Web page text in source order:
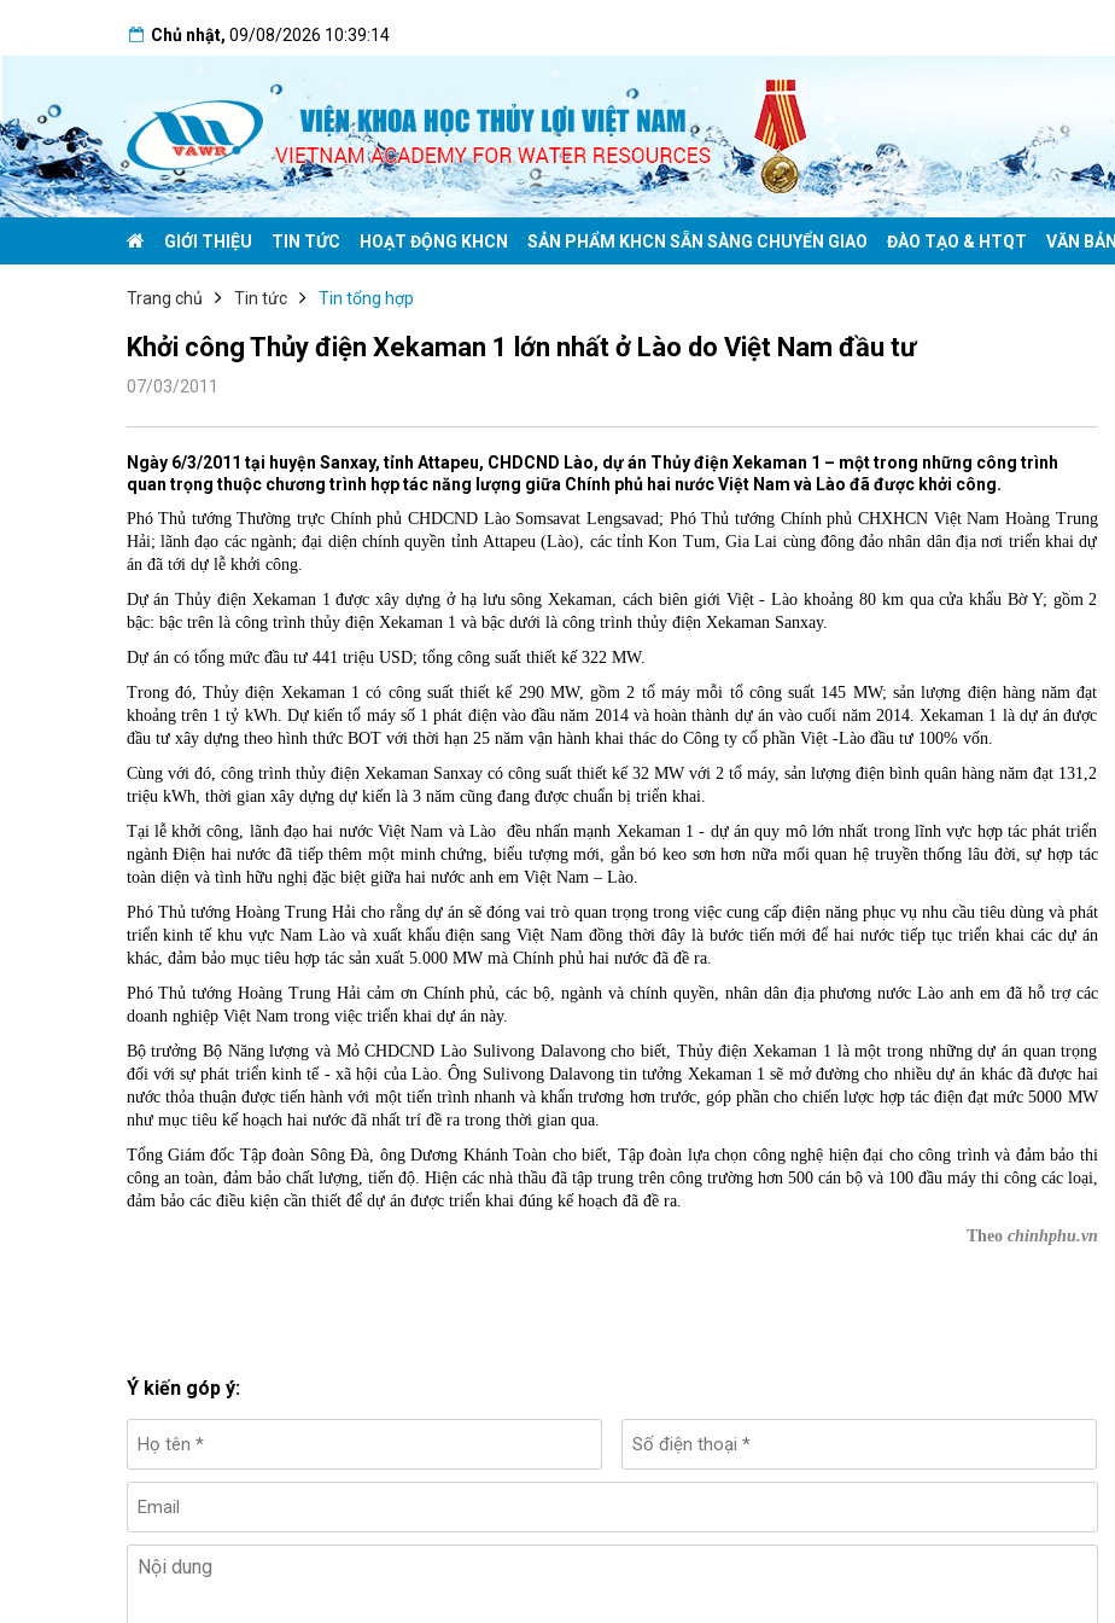
Chủ nhật, 09/08/2026 10:39:15
GIỚI THIỆU TIN TỨC HOẠT ĐỘNG KHCN SẢN PHẨM KHCN SẴN SÀNG CHUYỂN GIAO ĐÀO TẠO & HTQT VĂN BẢN
Trang chủ Tin tức Tin tổng hợp
Khởi công Thủy điện Xekaman 1 lớn nhất ở Lào do Việt Nam đầu tư
07/03/2011
Ngày 6/3/2011 tại huyện Sanxay, tỉnh Attapeu, CHDCND Lào, dự án Thủy điện Xekaman 1 – một trong những công trình
quan trọng thuộc chương trình hợp tác năng lượng giữa Chính phủ hai nước Việt Nam và Lào đã được khởi công.
Phó Thủ tướng Thường trực Chính phủ CHDCND Lào Somsavat Lengsavad; Phó Thủ tướng Chính phủ CHXHCN Việt Nam Hoàng Trung
Hải; lãnh đạo các ngành; đại diện chính quyền tỉnh Attapeu (Lào), các tỉnh Kon Tum, Gia Lai cùng đông đảo nhân dân địa nơi triển khai dự
án đã tới dự lễ khởi công.
Dự án Thủy điện Xekaman 1 được xây dựng ở hạ lưu sông Xekaman, cách biên giới Việt - Lào khoảng 80 km qua cửa khẩu Bờ Y; gồm 2
bậc: bậc trên là công trình thủy điện Xekaman 1 và bậc dưới là công trình thủy điện Xekaman Sanxay.
Dự án có tổng mức đầu tư 441 triệu USD; tổng công suất thiết kế 322 MW.
Trong đó, Thủy điện Xekaman 1 có công suất thiết kế 290 MW, gồm 2 tổ máy mỗi tổ công suất 145 MW; sản lượng điện hàng năm đạt
khoảng trên 1 tỷ kWh. Dự kiến tổ máy số 1 phát điện vào đầu năm 2014 và hoàn thành dự án vào cuối năm 2014. Xekaman 1 là dự án được
đầu tư xây dựng theo hình thức BOT với thời hạn 25 năm vận hành khai thác do Công ty cổ phần Việt -Lào đầu tư 100% vốn.
Cùng với đó, công trình thủy điện Xekaman Sanxay có công suất thiết kế 32 MW với 2 tổ máy, sản lượng điện bình quân hàng năm đạt 131,2
triệu kWh, thời gian xây dựng dự kiến là 3 năm cũng đang được chuẩn bị triển khai.
Tại lễ khởi công, lãnh đạo hai nước Việt Nam và Lào đều nhấn mạnh Xekaman 1 - dự án quy mô lớn nhất trong lĩnh vực hợp tác phát triển
ngành Điện hai nước đã tiếp thêm một minh chứng, biểu tượng mới, gắn bó keo sơn hơn nữa mối quan hệ truyền thống lâu đời, sự hợp tác
toàn diện và tình hữu nghị đặc biệt giữa hai nước anh em Việt Nam – Lào.
Phó Thủ tướng Hoàng Trung Hải cho rằng dự án sẽ đóng vai trò quan trọng trong việc cung cấp điện năng phục vụ nhu cầu tiêu dùng và phát
triển kinh tế khu vực Nam Lào và xuất khẩu điện sang Việt Nam đồng thời đây là bước tiến mới để hai nước tiếp tục triển khai các dự án
khác, đảm bảo mục tiêu hợp tác sản xuất 5.000 MW mà Chính phủ hai nước đã đề ra.
Phó Thủ tướng Hoàng Trung Hải cảm ơn Chính phủ, các bộ, ngành và chính quyền, nhân dân địa phương nước Lào anh em đã hỗ trợ các
doanh nghiệp Việt Nam trong việc triển khai dự án này.
Bộ trưởng Bộ Năng lượng và Mỏ CHDCND Lào Sulivong Dalavong cho biết, Thủy điện Xekaman 1 là một trong những dự án quan trọng
đối với sự phát triển kinh tế - xã hội của Lào. Ông Sulivong Dalavong tin tưởng Xekaman 1 sẽ mở đường cho nhiều dự án khác đã được hai
nước thỏa thuận được tiến hành với một tiến trình nhanh và khẩn trương hơn trước, góp phần cho chiến lược hợp tác điện đạt mức 5000 MW
như mục tiêu kế hoạch hai nước đã nhất trí đề ra trong thời gian qua.
Tổng Giám đốc Tập đoàn Sông Đà, ông Dương Khánh Toàn cho biết, Tập đoàn lựa chọn công nghệ hiện đại cho công trình và đảm bảo thi
công an toàn, đảm bảo chất lượng, tiến độ. Hiện các nhà thầu đã tập trung trên công trường hơn 500 cán bộ và 100 đầu máy thi công các loại,
đảm bảo các điều kiện cần thiết để dự án được triển khai đúng kế hoạch đã đề ra.
Theo chinhphu.vn
Ý kiến góp ý: